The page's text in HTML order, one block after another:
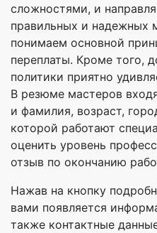
сложностями, и
правильных и надежных
понимаем основной
переплаты. Кроме того,
политики приятно
В резюме мастеров
и фамилия, возраст,
которой работают
оценить уровень
отзыв по окончанию
Нажав на кнопку
вами появляется
также контактные